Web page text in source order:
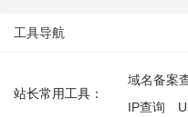
工具导航
站长常用工具：
域名备案
IP查询